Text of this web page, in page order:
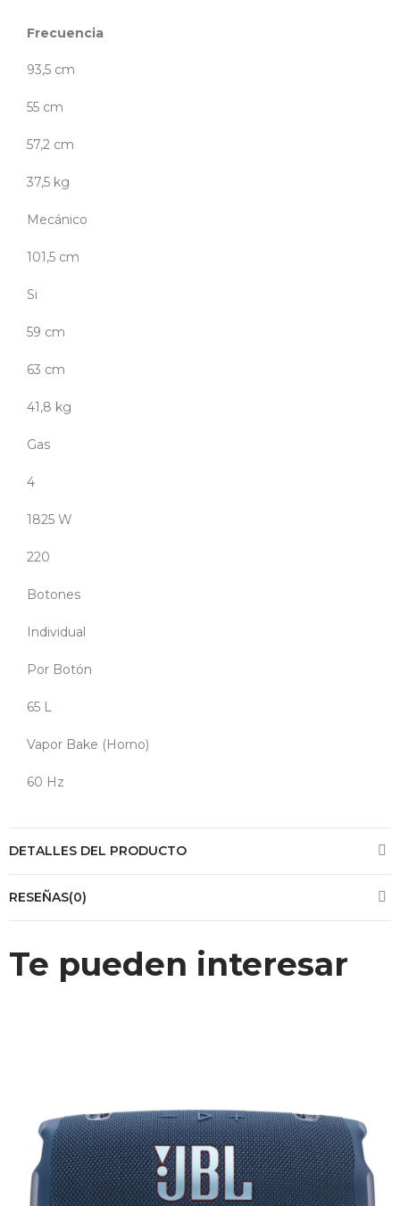
Frecuencia
93,5 cm
55 cm
57,2 cm
37,5 kg
Mecánico
101,5 cm
Si
59 cm
63 cm
41,8 kg
Gas
4
1825 W
220
Botones
Individual
Por Botón
65 L
Vapor Bake (Horno)
60 Hz
DETALLES DEL PRODUCTO
RESEÑAS(0)
Te pueden interesar